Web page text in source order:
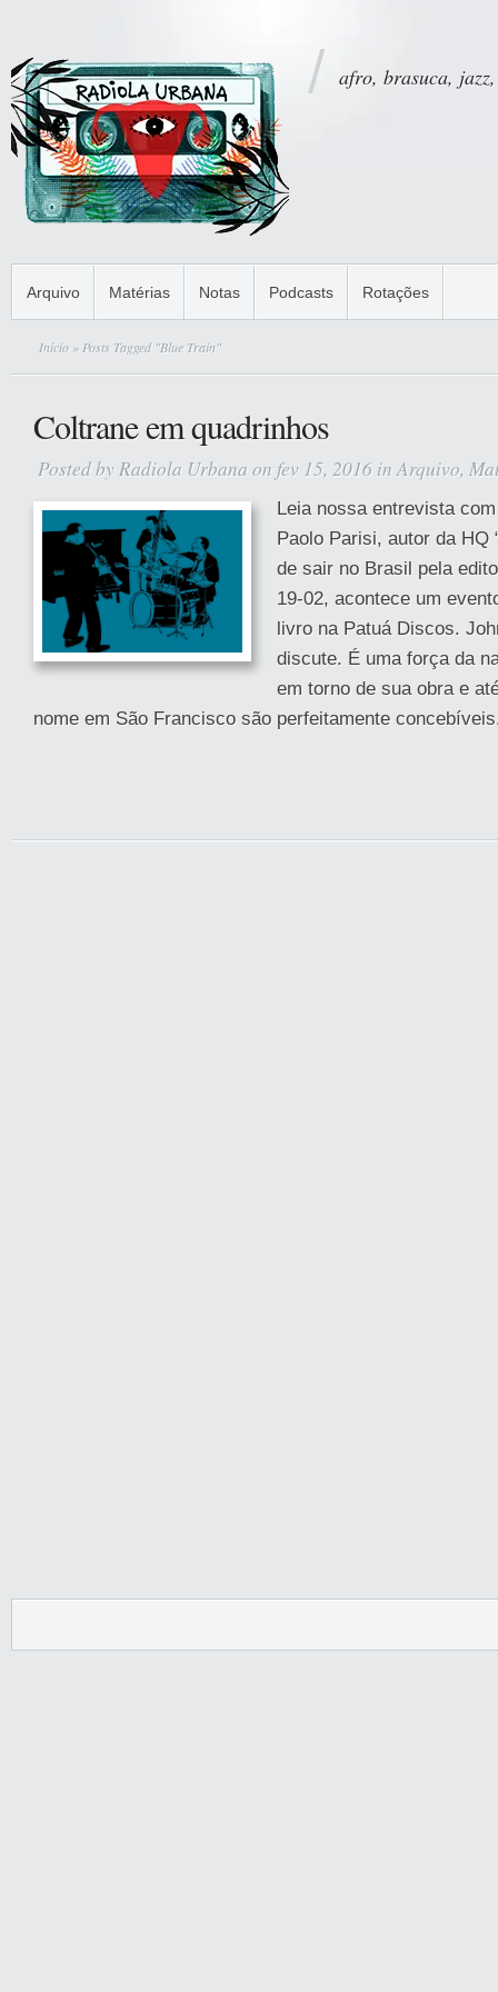
afro, brasuca,
Arquivo Matérias Notas Podcasts Rotações
Início » Posts Tagged "Blue Train"
Coltrane em quadrinhos
Posted by Radiola Urbana on fev 15, 2016 inArquivo,
Leia nossa entrevista
Paolo Parisi, autor da HQ
de sair no Brasil pela
19-02, acontece um
livro na Patuá Discos.
discute. É uma força da
em torno de sua obra e
nome em São Francisco são perfeitamente